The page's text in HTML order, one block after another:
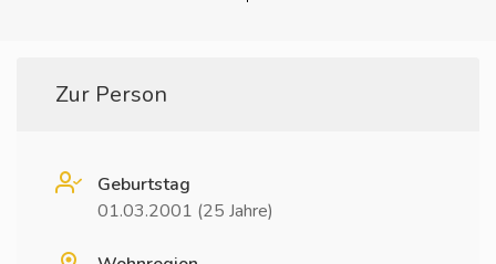
Zur Person
Geburtstag
01.03.2001 (25 Jahre)